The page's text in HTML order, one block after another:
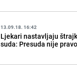
13.09.18. 16:42
Ljekari nastavljaju
suda: Presuda nije